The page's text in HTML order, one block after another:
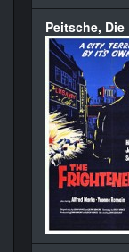
Peitsche, Die